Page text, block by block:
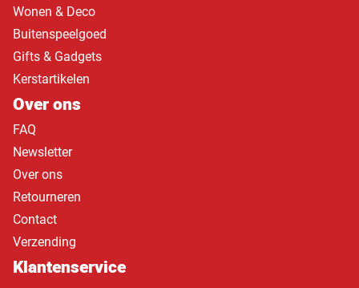
Wonen & Deco
Buitenspeelgoed
Gifts & Gadgets
Kerstartikelen
Over ons
FAQ
Newsletter
Over ons
Retourneren
Contact
Verzending
Klantenservice